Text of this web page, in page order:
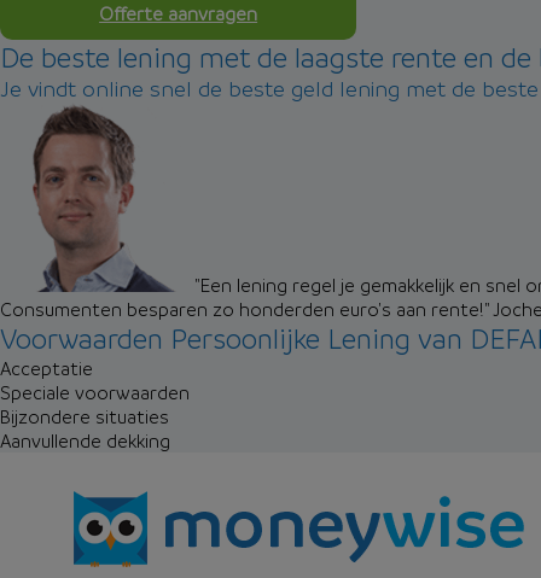
Offerte aanvragen
De beste lening met de laagste rente en
Je vindt online snel de beste geld lening met de
"Een lening regel je gemakkelijk en
Consumenten besparen zo honderden euro's aan rente!"
Voorwaarden Persoonlijke Lening van
Acceptatie
Speciale voorwaarden
Bijzondere situaties
Aanvullende dekking